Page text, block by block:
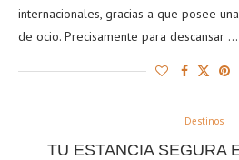
internacionales, gracias a que posee
de ocio. Precisamente para descansar …
Destinos
TU ESTANCIA SEGURA